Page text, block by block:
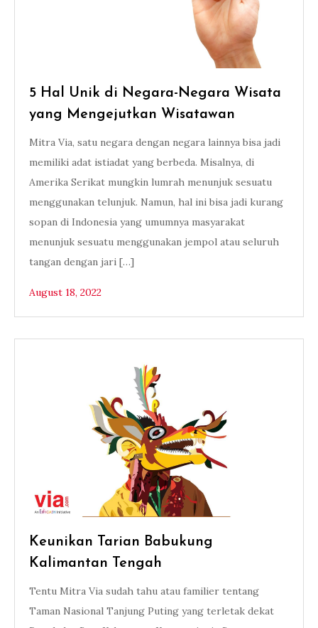
5 Hal Unik di Negara-Negara Wisata
yang Mengejutkan Wisatawan
Mitra Via, satu negara dengan negara lainnya bisa jadi
memiliki adat istiadat yang berbeda. Misalnya, di
Amerika Serikat mungkin lumrah menunjuk sesuatu
menggunakan telunjuk. Namun, hal ini bisa jadi kurang
sopan di Indonesia yang umumnya masyarakat
menunjuk sesuatu menggunakan jempol atau seluruh
tangan dengan jari […]
August 18, 2022
Keunikan Tarian Babukung
Kalimantan Tengah
Tentu Mitra Via sudah tahu atau familier tentang
Taman Nasional Tanjung Puting yang terletak dekat